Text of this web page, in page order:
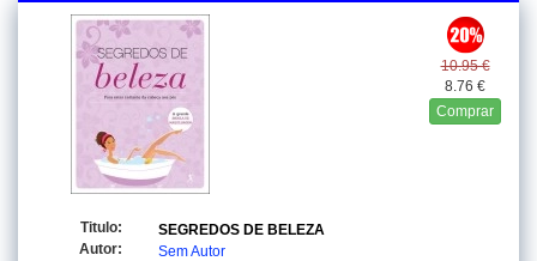
10.95 €
8.76 €
Comprar
Titulo:
SEGREDOS DE BELEZA
Autor:
Sem Autor